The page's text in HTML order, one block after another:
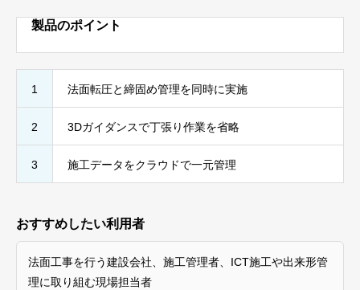
製品のポイント
1 法面転圧と締固め管理を同時に実施
2 3Dガイダンスで丁張り作業を省略
3 施工データをクラウドで一元管理
おすすめしたい利用者
法面工事を行う建設会社、施工管理者、ICT施工や出来形管
理に取り組む現場担当者